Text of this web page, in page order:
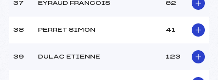
37 EYRAUD FRANCOIS 62
38 PERRET SIMON 41
39 DULAC ETIENNE 123